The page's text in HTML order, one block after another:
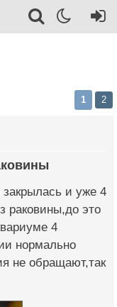
1 2
и уже 4
раковины,до это
4
нормально
не обращают,так